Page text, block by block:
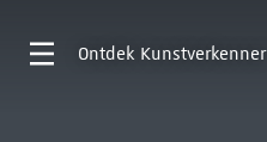
Ontdek Kunstverkenner